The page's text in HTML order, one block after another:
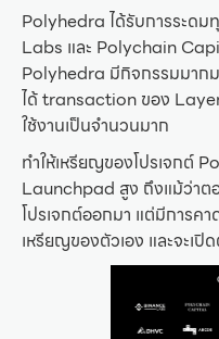
Polyhedra ได้รับการระด
Labs และ Polychain
Polyhedra มีกิจกรรมมาก
ได้ transaction ของ
ใช้งานเป็นจำนวนมาก
ทำให้เหรียญของโปรเจกต์
Launchpad สูง ถึงแม้ว่าต
โปรเจกต์ออกมา แต่มีการค
เหรียญของตัวเอง และจะเ